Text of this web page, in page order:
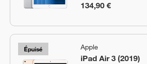
134,90 €
Épuisé Apple
iPad Air 3 (2019)